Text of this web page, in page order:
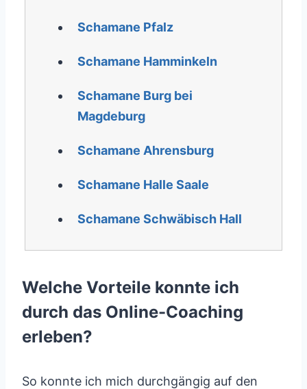
Schamane Pfalz
Schamane Hamminkeln
Schamane Burg bei
Magdeburg
Schamane Ahrensburg
Schamane Halle Saale
Schamane Schwäbisch Hall
Welche Vorteile konnte ich
durch das Online-Coaching
erleben?
So konnte ich mich durchgängig auf den